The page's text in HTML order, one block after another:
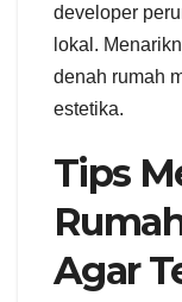
developer
lokal.
denah rumah
estetika.
Tips
Agar